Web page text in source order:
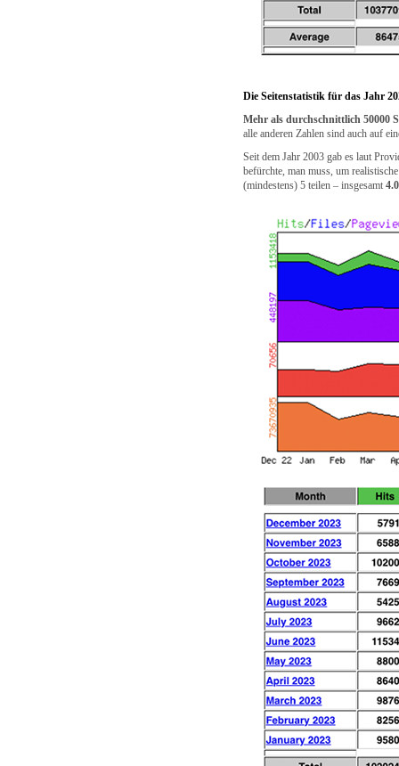
Die Seitenstatistik für das Jahr
Mehr als durchschnittlich 50000
alle anderen Zahlen sind auch auf
Seit dem Jahr 2003 gab es laut
befürchte, man muss, um
(mindestens) 5 teilen – insgesamt